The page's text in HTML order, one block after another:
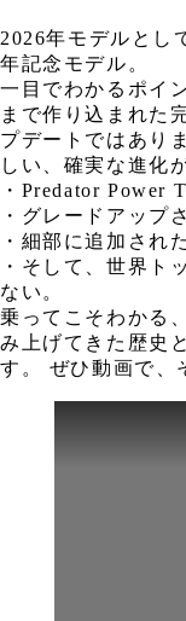
2026年モデルと
年記念モデル。
一目でわかるポイ
まで作り込まれた
プデートではあり
しい、確実な進化
・Predator Power
・グレードアップ
・細部に追加され
・そして、世界ト
ない。
乗ってこそわかる
み上げてきた歴史
す。 ぜひ動画で、